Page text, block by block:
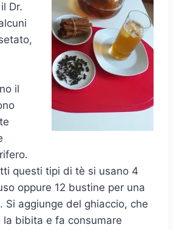
Dr.
il
questi tipi di tè si usano 4
oppure 12 bustine per una
Si aggiunge del ghiaccio, che
la bibita e fa consumare